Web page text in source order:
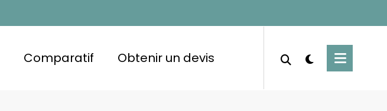
Comparatif Obtenir un devis